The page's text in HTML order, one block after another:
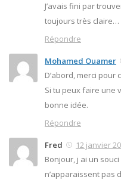
J’avais fini par
toujours très claire…
Répondre
Mohamed Ouamer
D’abord, merci pour
Si tu peux faire une
bonne idée.
Répondre
Fred
12 janvier
Bonjour, j ai un
n’apparaissent pas